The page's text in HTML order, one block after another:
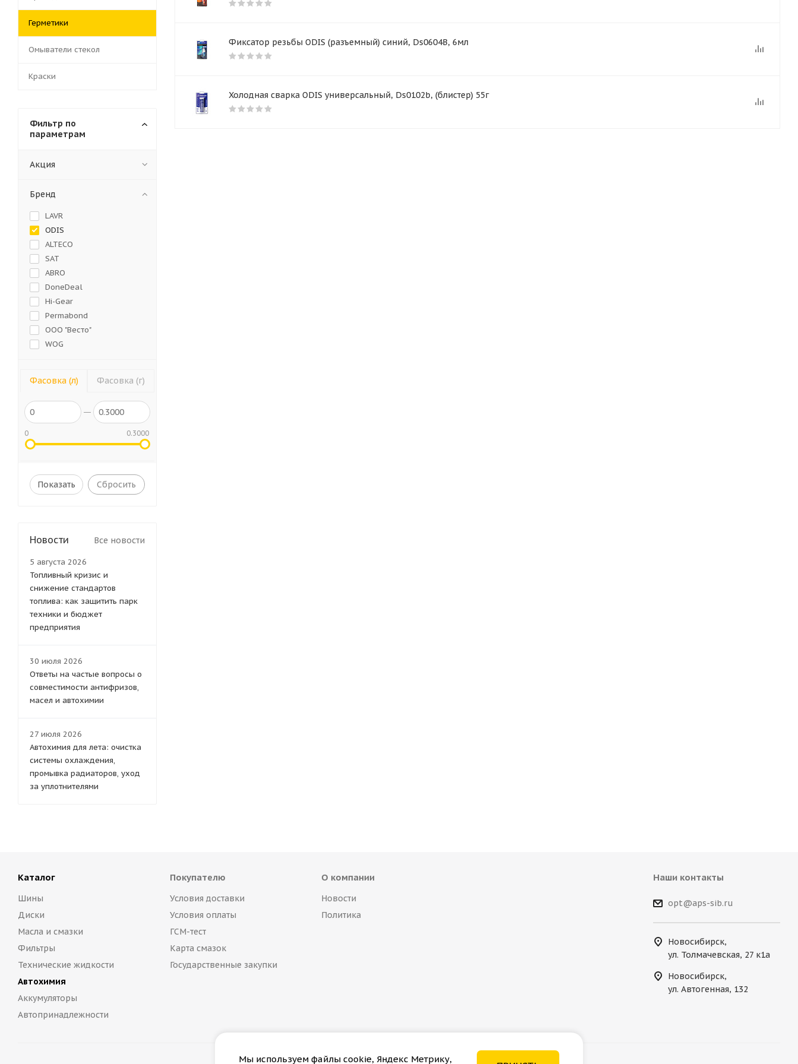
Фиксатор резьбы ODIS (разъемный) синий, Ds0604B, 6мл
Холодная сварка ODIS универсальный, Ds0102b, (блистер) 55г
Герметики
Омыватели стекол
Краски
Фильтр по
параметрам
Акция
Бренд
LAVR
ODIS
ALTECO
SAT
ABRO
DoneDeal
Hi-Gear
Permabond
ООО "Весто"
WOG
AVS
ВМПАВТО
Victor Reinz
Tytan
BiBiCare
Фасовка (л)
0 0.3000
Фасовка (г)
Сбросить
Новости Все новости
5 августа 2026
Топливный кризис и
снижение стандартов
топлива: как защитить парк
техники и бюджет
предприятия
30 июля 2026
Ответы на частые вопросы о
совместимости антифризов,
масел и автохимии
27 июля 2026
Автохимия для лета: очистка
системы охлаждения,
промывка радиаторов, уход
за уплотнителями
Каталог
Шины
Диски
Масла и смазки
Фильтры
Технические жидкости
Автохимия
Аккумуляторы
Автопринадлежности
Покупателю
Условия доставки
Условия оплаты
ГСМ-тест
Карта смазок
Государственные закупки
О компании
Новости
Политика
Наши контакты
opt@aps-sib.ru
Новосибирск,
ул. Толмачевская, 27 к1а
Новосибирск,
ул. Автогенная, 132
Мы используем файлы cookie, Яндекс Метрику,